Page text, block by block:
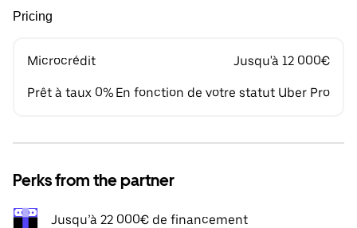
Pricing
Microcrédit Jusqu'à 12 000€
Prêt à taux 0% En fonction de votre statut Uber Pro
Perks from the partner
Jusqu’à 22 000€ de financement